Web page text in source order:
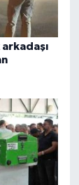
arkadaşı